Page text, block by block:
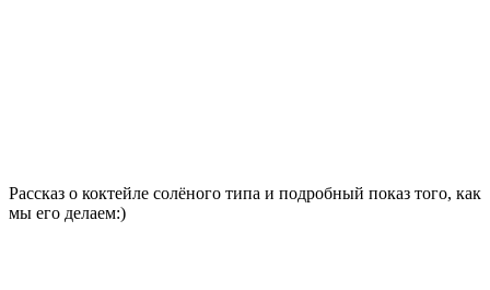
Рассказ о коктейле солёного типа и подробный показ того, как
мы его делаем:)